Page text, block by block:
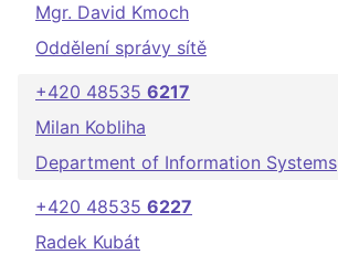
Mgr. David Kmoch
Oddělení správy sítě
+420 48535 6217
Milan Kobliha
Department of Information Systems
+420 48535 6227
Radek Kubát